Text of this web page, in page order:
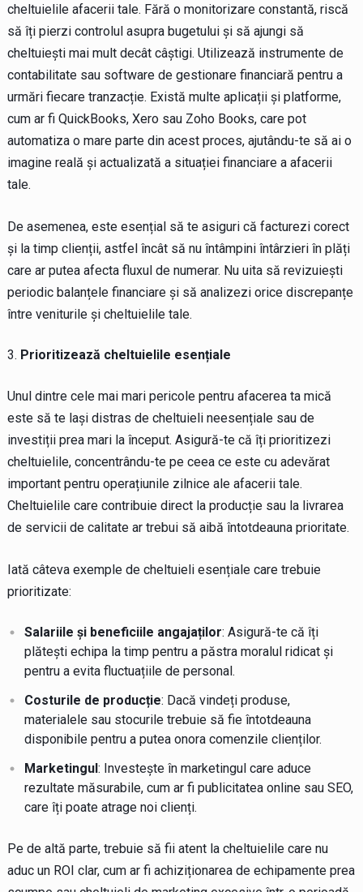
cheltuielile afacerii tale. Fără o monitorizare constantă, riscă
să îți pierzi controlul asupra bugetului și să ajungi să
cheltuiești mai mult decât câștigi. Utilizează instrumente de
contabilitate sau software de gestionare financiară pentru a
urmări fiecare tranzacție. Există multe aplicații și platforme,
cum ar fi QuickBooks, Xero sau Zoho Books, care pot
automatiza o mare parte din acest proces, ajutându-te să ai o
imagine reală și actualizată a situației financiare a afacerii
tale.
De asemenea, este esențial să te asiguri că facturezi corect
și la timp clienții, astfel încât să nu întâmpini întârzieri în plăți
care ar putea afecta fluxul de numerar. Nu uita să revizuiești
periodic balanțele financiare și să analizezi orice discrepanțe
între veniturile și cheltuielile tale.
Prioritizează cheltuielile esențiale
Unul dintre cele mai mari pericole pentru afacerea ta mică
este să te lași distras de cheltuieli neesențiale sau de
investiții prea mari la început. Asigură-te că îți prioritizezi
cheltuielile, concentrându-te pe ceea ce este cu adevărat
important pentru operațiunile zilnice ale afacerii tale.
Cheltuielile care contribuie direct la producție sau la livrarea
de servicii de calitate ar trebui să aibă întotdeauna prioritate.
Iată câteva exemple de cheltuieli esențiale care trebuie
prioritizate:
Salariile și beneficiile angajaților: Asigură-te că îți
plătești echipa la timp pentru a păstra moralul ridicat și
pentru a evita fluctuațiile de personal.
Costurile de producție: Dacă vindeți produse,
materialele sau stocurile trebuie să fie întotdeauna
disponibile pentru a putea onora comenzile clienților.
Marketingul: Investește în marketingul care aduce
rezultate măsurabile, cum ar fi publicitatea online sau SEO,
care îți poate atrage noi clienți.
Pe de altă parte, trebuie să fii atent la cheltuielile care nu
aduc un ROI clar, cum ar fi achiziționarea de echipamente prea